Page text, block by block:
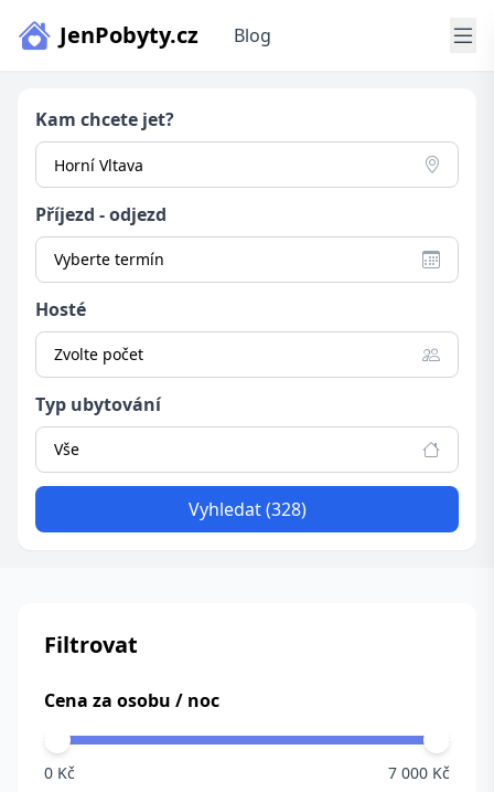
JenPobyty.cz Blog
Kam chcete jet?
Příjezd - odjezd
Vyberte termín
Hosté
Zvolte počet
Typ ubytování
Vše
Vyhledat (328)
Filtrovat
Cena za osobu / noc
0 Kč 7 000 Kč